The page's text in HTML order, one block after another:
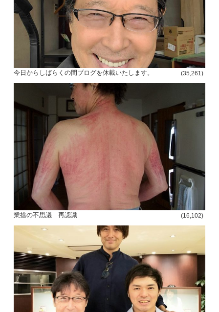
今日からしばらくの間ブログを休載いたします。 (35,261)
業捨の不思議 再認識 (16,102)